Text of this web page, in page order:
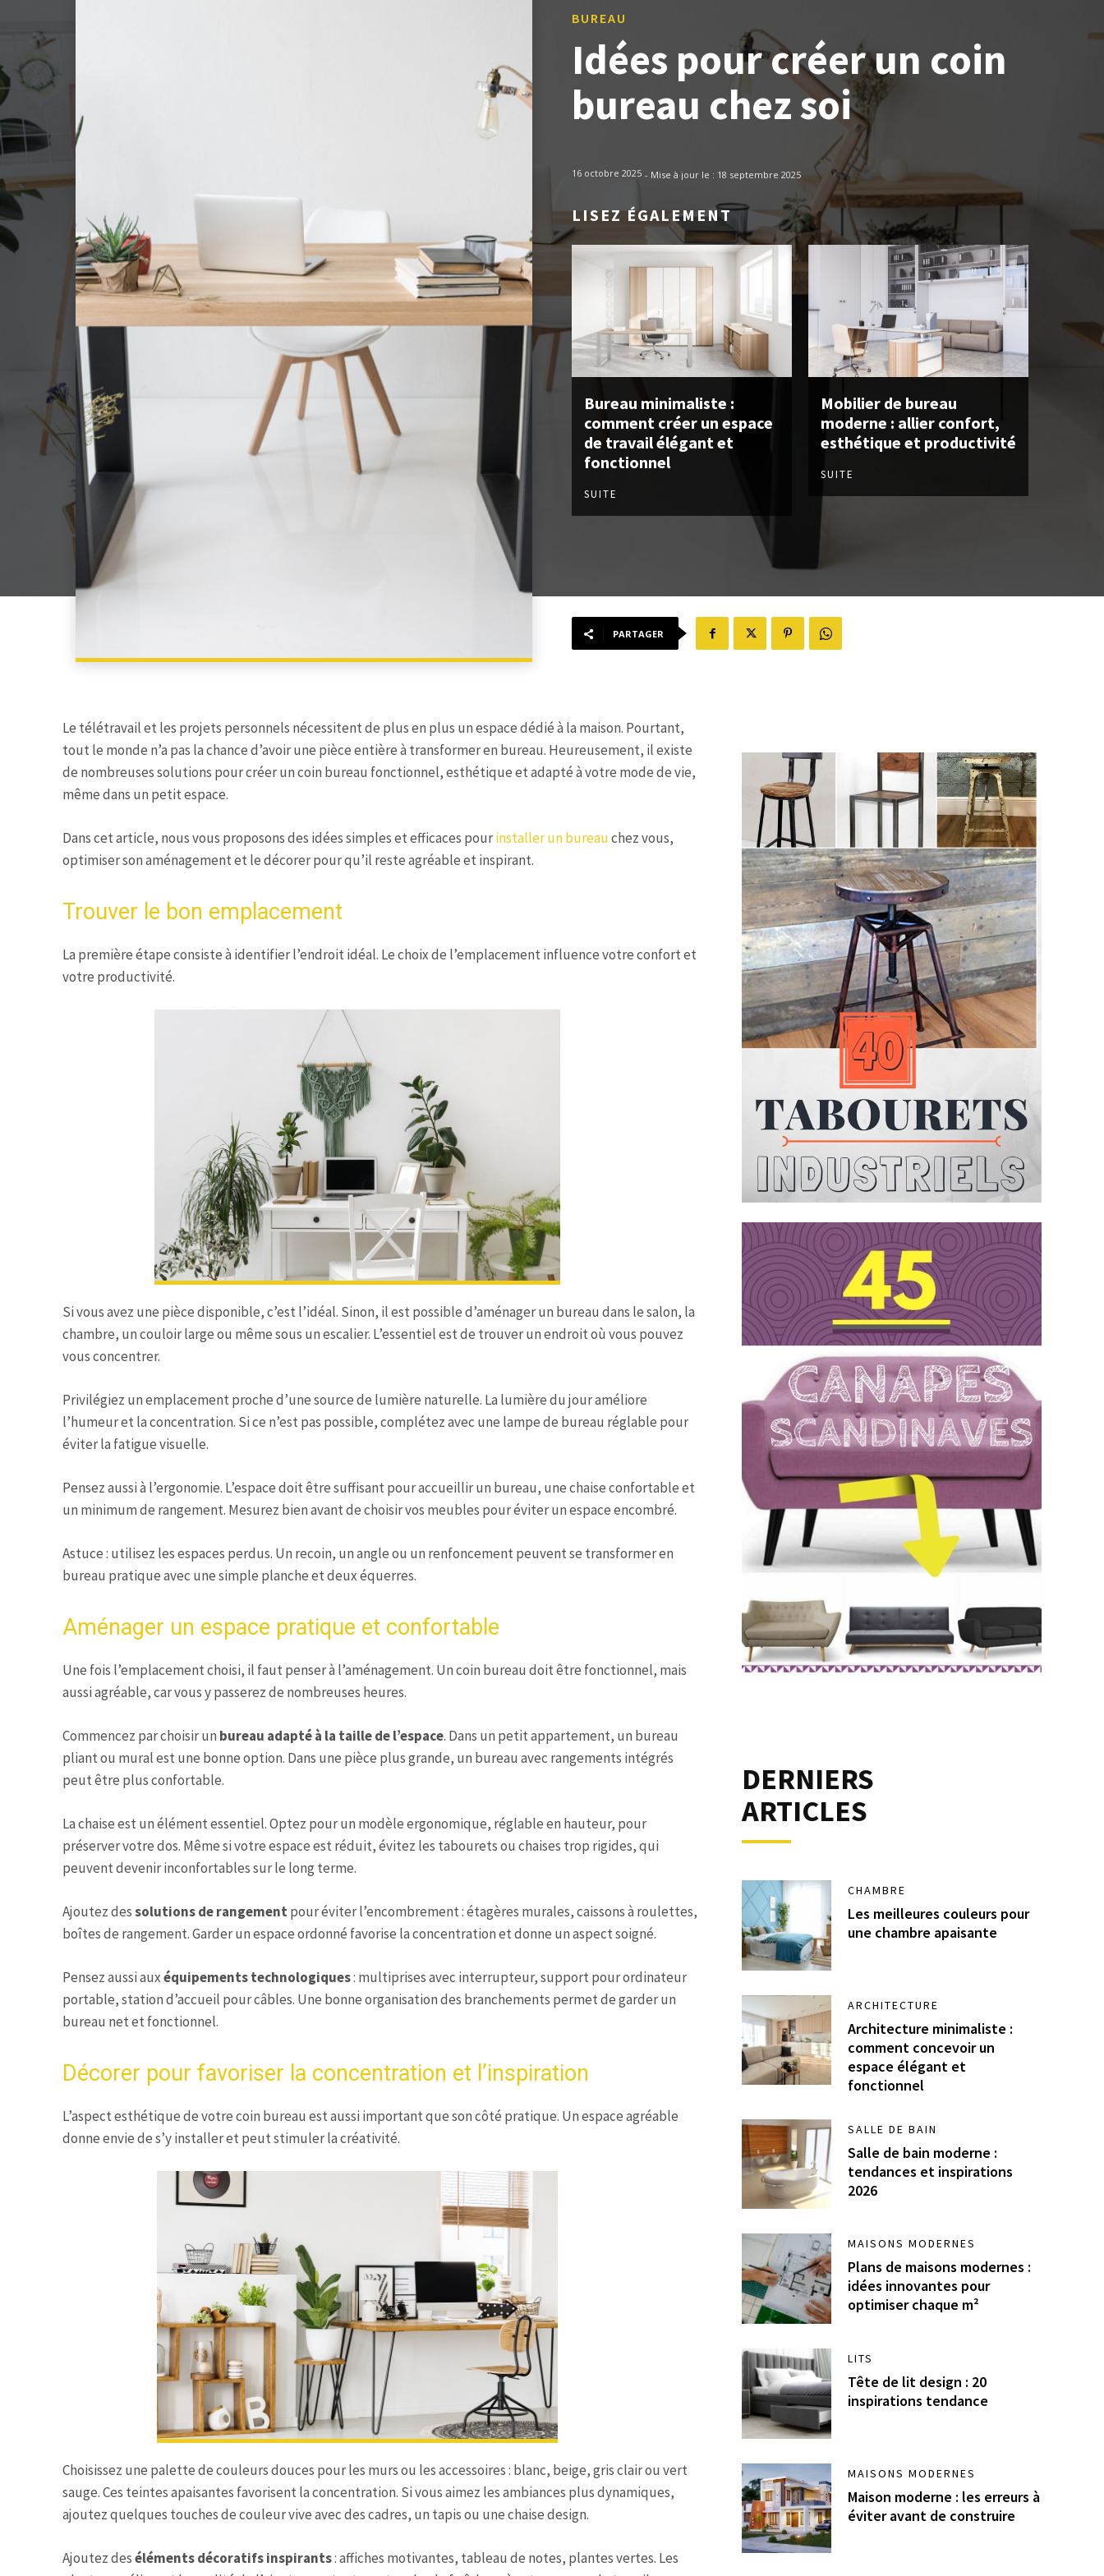
BUREAU
Idées pour créer un coin
bureau chez soi
16 octobre 2025 - Mise à jour le : 18 septembre 2025
LISEZ ÉGALEMENT
Bureau minimaliste :
comment créer un espace
de travail élégant et
fonctionnel
SUITE
Mobilier de bureau
moderne : allier confort,
esthétique et productivité
SUITE
PARTAGER
Le télétravail et les projets personnels nécessitent de plus en plus un espace dédié à la maison. Pourtant,
tout le monde n’a pas la chance d’avoir une pièce entière à transformer en bureau. Heureusement, il existe
de nombreuses solutions pour créer un coin bureau fonctionnel, esthétique et adapté à votre mode de vie,
même dans un petit espace.
Dans cet article, nous vous proposons des idées simples et efficaces pourinstaller un bureauchez vous,
optimiser son aménagement et le décorer pour qu’il reste agréable et inspirant.
Trouver le bon emplacement
La première étape consiste à identifier l’endroit idéal. Le choix de l’emplacement influence votre confort et
votre productivité.
Si vous avez une pièce disponible, c’est l’idéal. Sinon, il est possible d’aménager un bureau dans le salon, la
chambre, un couloir large ou même sous un escalier. L’essentiel est de trouver un endroit où vous pouvez
vous concentrer.
Privilégiez un emplacement proche d’une source de lumière naturelle. La lumière du jour améliore
l’humeur et la concentration. Si ce n’est pas possible, complétez avec une lampe de bureau réglable pour
éviter la fatigue visuelle.
Pensez aussi à l’ergonomie. L’espace doit être suffisant pour accueillir un bureau, une chaise confortable et
un minimum de rangement. Mesurez bien avant de choisir vos meubles pour éviter un espace encombré.
Astuce : utilisez les espaces perdus. Un recoin, un angle ou un renfoncement peuvent se transformer en
bureau pratique avec une simple planche et deux équerres.
Aménager un espace pratique et confortable
Une fois l’emplacement choisi, il faut penser à l’aménagement. Un coin bureau doit être fonctionnel, mais
aussi agréable, car vous y passerez de nombreuses heures.
Commencez par choisir un bureau adapté à la taille de l’espace. Dans un petit appartement, un bureau
pliant ou mural est une bonne option. Dans une pièce plus grande, un bureau avec rangements intégrés
peut être plus confortable.
La chaise est un élément essentiel. Optez pour un modèle ergonomique, réglable en hauteur, pour
préserver votre dos. Même si votre espace est réduit, évitez les tabourets ou chaises trop rigides, qui
peuvent devenir inconfortables sur le long terme.
Ajoutez dessolutions de rangement pour éviter l’encombrement : étagères murales, caissons à roulettes,
boîtes de rangement. Garder un espace ordonné favorise la concentration et donne un aspect soigné.
Pensez aussi auxéquipements technologiques: multiprises avec interrupteur, support pour ordinateur
portable, station d’accueil pour câbles. Une bonne organisation des branchements permet de garder un
bureau net et fonctionnel.
Décorer pour favoriser la concentration et l’inspiration
L’aspect esthétique de votre coin bureau est aussi important que son côté pratique. Un espace agréable
donne envie de s’y installer et peut stimuler la créativité.
Choisissez une palette de couleurs douces pour les murs ou les accessoires : blanc, beige, gris clair ou vert
sauge. Ces teintes apaisantes favorisent la concentration. Si vous aimez les ambiances plus dynamiques,
ajoutez quelques touches de couleur vive avec des cadres, un tapis ou une chaise design.
Ajoutez deséléments décoratifs inspirants: affiches motivantes, tableau de notes, plantes vertes. Les
DERNIERS
ARTICLES
CHAMBRE
Les meilleures couleurs pour
une chambre apaisante
ARCHITECTURE
Architecture minimaliste :
comment concevoir un
espace élégant et
fonctionnel
SALLE DE BAIN
Salle de bain moderne :
tendances et inspirations
2026
MAISONS MODERNES
Plans de maisons modernes :
idées innovantes pour
optimiser chaque m²
LITS
Tête de lit design : 20
inspirations tendance
MAISONS MODERNES
Maison moderne : les erreurs à
éviter avant de construire